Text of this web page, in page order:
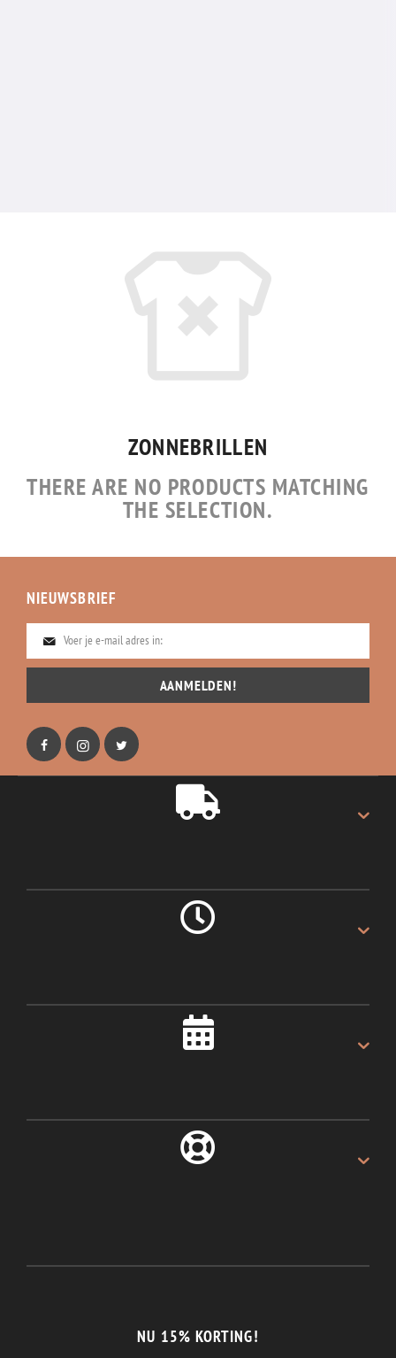
ZONNEBRILLEN
THERE ARE NO PRODUCTS MATCHING
THE SELECTION.
NIEUWSBRIEF
AANMELDEN!
Gratis verzending op alles.
Als u voor 16:00u besteld.
Recht van retour.
En de beste service.
NU 15% KORTING!